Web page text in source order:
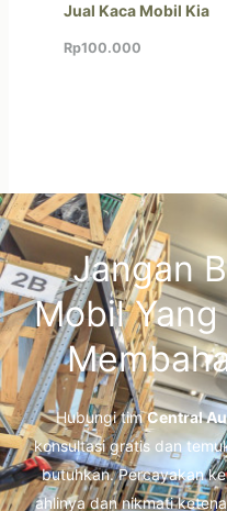
Jual Kaca Mobil Kia
Rp100.000
Jangan
Mobil
Hubungi timCentral
konsultasi gratis dan
butuhkan. Percayakan
ahlinya dan nikmati